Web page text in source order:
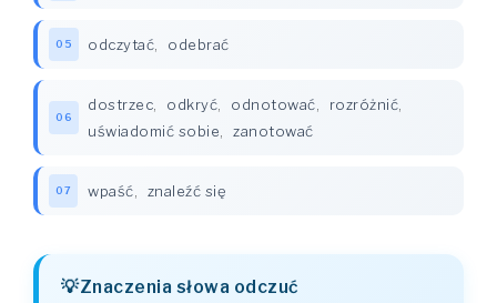
05 odczytać odebrać
06
dostrzec odkryć odnotować rozróżnić
uświadomić sobie
zanotować
07 wpaść znaleźć się
Znaczenia słowa odczuć